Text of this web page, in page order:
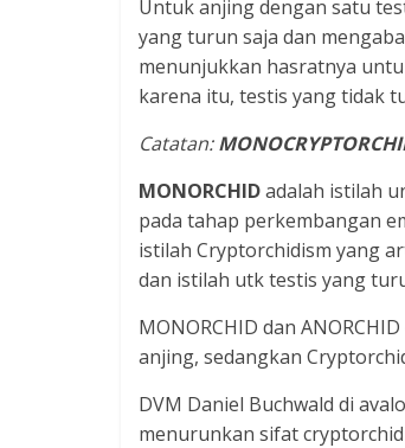
Untuk anjing dengan satu
yang turun saja dan
menunjukkan hasratnya
karena itu, testis yang tidak
Catatan:
MONORCHIDadalah istilah
pada tahap perkembangan
istilah Cryptorchidism yang
dan istilah utk testis yang
MONORCHID dan
anjing, sedangkan
DVM Daniel Buchwald di
menurunkan sifat